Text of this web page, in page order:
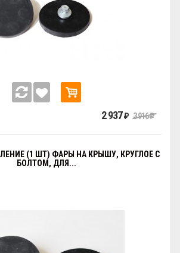
2 937 ₽ 3 916₽
(1 ШТ) ФАРЫ НА КРЫШУ, КРУГЛОЕ С
БОЛТОМ, ДЛЯ...